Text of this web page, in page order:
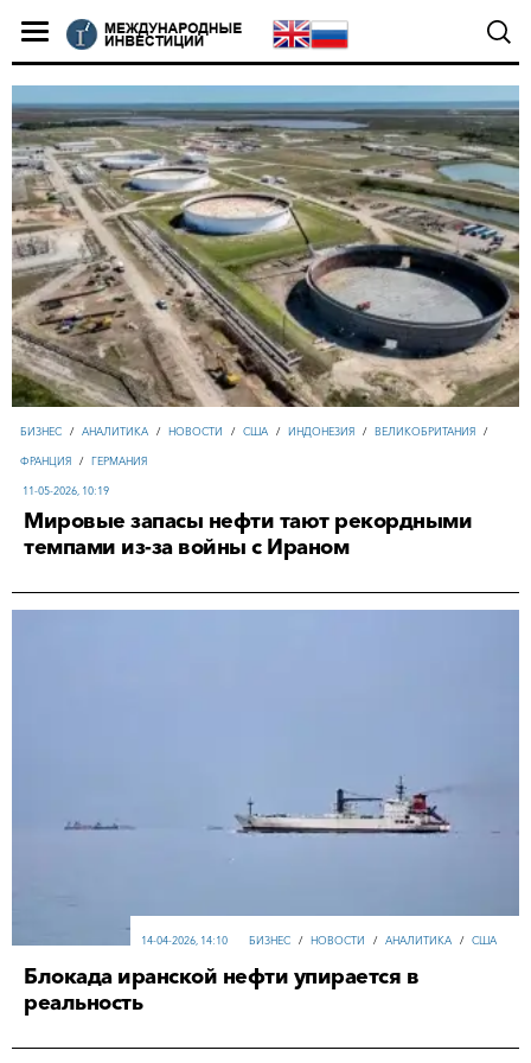
БИЗНЕС / АНАЛИТИКА / НОВОСТИ / США / ИНДОНЕЗИЯ / ВЕЛИКОБРИТАНИЯ /
ФРАНЦИЯ / ГЕРМАНИЯ
11-05-2026, 10:19
Мировые запасы нефти тают рекордными
темпами из-за войны с Ираном
БИЗНЕС / НОВОСТИ / АНАЛИТИКА / США
14-04-2026, 14:10
Блокада иранской нефти упирается в
реальность